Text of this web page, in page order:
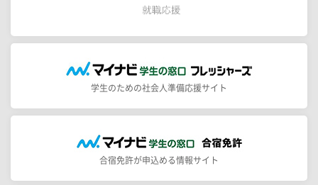
学生のための社会人準備応援サイト
合宿免許が申込める情報サイト